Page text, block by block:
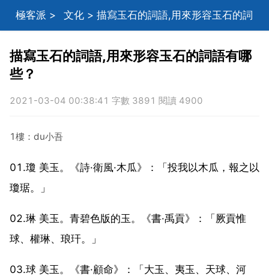
極客派 > 文化 > 描寫玉石的詞語,用來形容玉石的詞
語有哪些？
描寫玉石的詞語,用來形容玉石的詞語有哪
些？
2021-03-04 00:38:41 字數 3891 閱讀 4900
1樓：du小吾
01.瓊 美玉。《詩·衛風·木瓜》：「投我以木瓜，報之以
瓊琚。」
02.琳 美玉。青碧色版的玉。《書·禹貢》：「厥貢惟
球、權琳、琅玕。」
03.球 美玉。《書·顧命》：「大玉、夷玉、天球、河